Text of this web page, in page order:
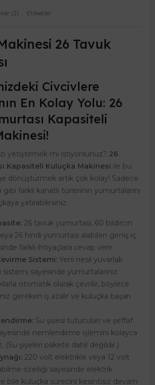
(2) Etiketler:
26 Tavuk
Civcivlere
En Kolay Yolu: 26
Kapasiteli
yetiştirmek mi istiyorsunuz? 26
Kapasiteli Kuluçka Makinesi ile bu
dönüştürmek artık çok kolay! Sadece
farklı kanatlı türlerinin yumurtalarını
yatırabilirsiniz.
26 tavuk yumurtası, 60 bıldırcın
26 hindi yumurtası alabilen geniş iç
farklı ihtiyaçlara cevap verir.
Sistemi: Yeni nesil yuvarlak
sistemi sayesinde yumurtalarınız
otomatik olarak çevrilir, böylece
gereken iş azalır ve kuluçka başarı
Su şişesi tutucuları ve şeffaf
nemlendirme işlemini kolayca
(Su şişeleri pakete dahil değildir.)
220 volt elektrikle veya 12 volt
özelliği sayesinde elektrik
bile kuluçka sürecini kesintisiz devam